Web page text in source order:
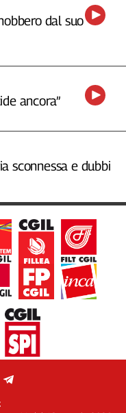
dal suo
ancora”
sconnessa e dubbi